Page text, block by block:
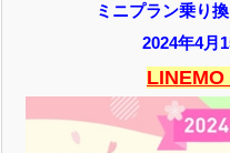
ミニプラン乗り
2024年4月
LINEMO